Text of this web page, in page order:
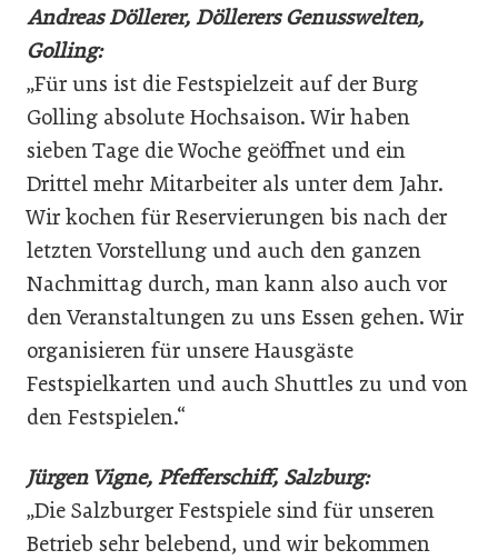
Andreas Döllerer, Döllerers Genusswelten,
Golling:
„Für uns ist die Festspielzeit auf der Burg
Golling absolute Hochsaison. Wir haben
sieben Tage die Woche geöffnet und ein
Drittel mehr Mitarbeiter als unter dem Jahr.
Wir kochen für Reservierungen bis nach der
letzten Vorstellung und auch den ganzen
Nachmittag durch, man kann also auch vor
den Veranstaltungen zu uns Essen gehen. Wir
organisieren für unsere Hausgäste
Festspielkarten und auch Shuttles zu und von
den Festspielen.“
Jürgen Vigne, Pfefferschiff, Salzburg:
„Die Salzburger Festspiele sind für unseren
Betrieb sehr belebend, und wir bekommen